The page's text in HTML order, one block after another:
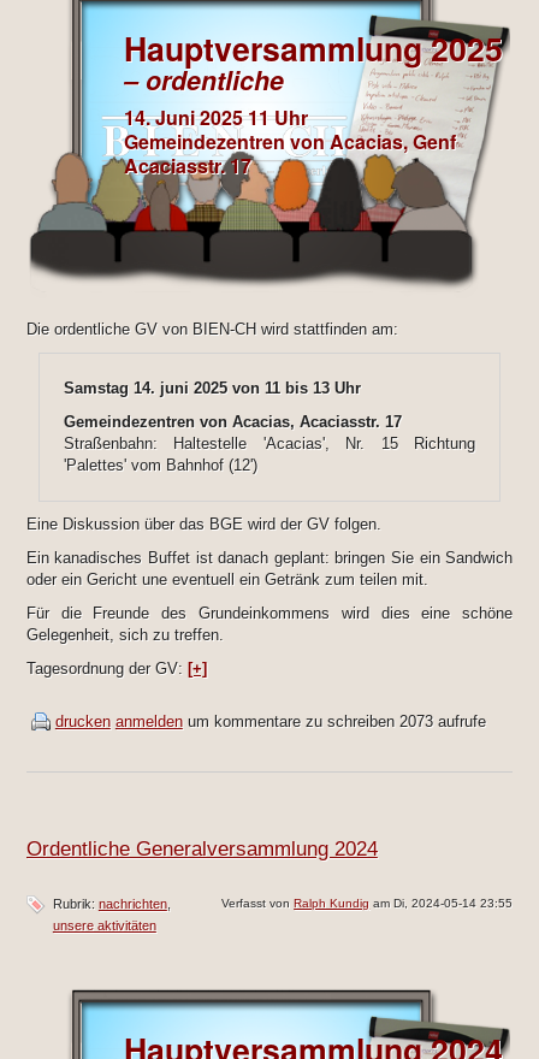
Hauptversammlung 2025
– ordentliche
14. Juni 2025 11 Uhr
Gemeindezentren von Acacias, Genf
Acaciasstr. 17
Die ordentliche GV von BIEN-CH wird stattfinden am:
Samstag 14. juni 2025 von 11 bis 13 Uhr
Gemeindezentren von Acacias, Acaciasstr. 17
Straßenbahn: Haltestelle 'Acacias', Nr. 15 Richtung
'Palettes' vom Bahnhof (12')
Eine Diskussion über das BGE wird der GV folgen.
Ein kanadisches Buffet ist danach geplant: bringen Sie ein Sandwich
oder ein Gericht une eventuell ein Getränk zum teilen mit.
Für die Freunde des Grundeinkommens wird dies eine schöne
Gelegenheit, sich zu treffen.
Tagesordnung der GV: [+]
drucken anmeldenum kommentare zu schreiben 2073 aufrufe
Ordentliche Generalversammlung 2024
Verfasst vonRalph Kundig am Di, 2024-05-14 23:55
Rubrik: nachrichten
unsere aktivitäten
Hauptversammlung 2024